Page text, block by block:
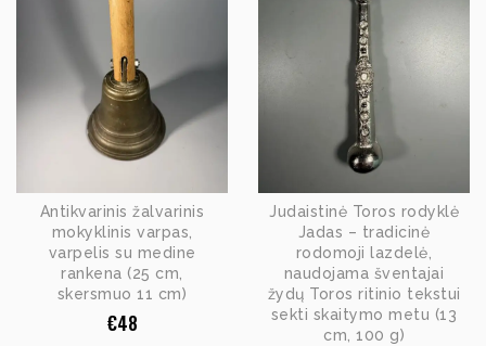
Antikvarinis žalvarinis
mokyklinis varpas,
varpelis su medine
rankena (25 cm,
skersmuo 11 cm)
€48
Judaistinė Toros rodyklė
Jadas – tradicinė
rodomoji lazdelė,
naudojama šventajai
žydų Toros ritinio tekstui
sekti skaitymo metu (13
cm, 100 g)